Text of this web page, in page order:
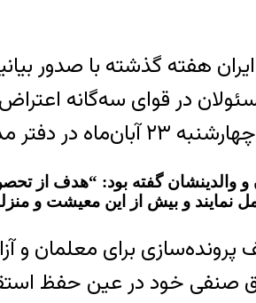
هفته گذشته با صدور
در قوای سه‌گانه
و والدینشان گفته بود: “هدف از
نمایند و بیش از این معیشت و
برای معلمان و
صنفی خود در عین حفظ